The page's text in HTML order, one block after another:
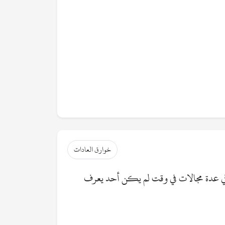
خوارق العادات
عدة مجالات في وقت لم يكن أحد يعرف
إخباره ﷺ بها قبل أن يعرف عنها أحد